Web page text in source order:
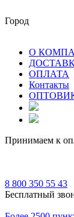
Город
О
ОПЛАТА
Контакты
Принимаем к
8 800 350 55 43
Бесплатный